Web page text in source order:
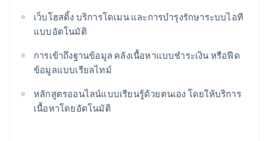
เว็บโฮสติ้ง บริการโดเมน และการบำรุงรักษาระบบไอที
แบบอัตโนมัติ
การเข้าถึงฐานข้อมูล คลังเนื้อหาแบบชำระเงิน หรือฟีด
ข้อมูลแบบเรียลไทม์
หลักสูตรออนไลน์แบบเรียนรู้ด้วยตนเอง โดยให้บริการ
เนื้อหาโดยอัตโนมัติ